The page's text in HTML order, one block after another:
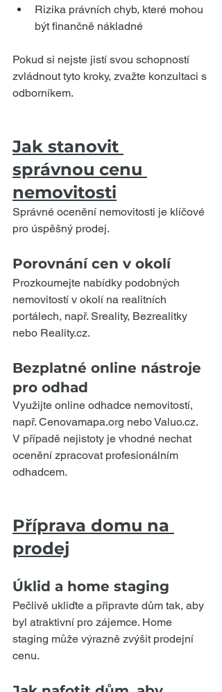
Rizika právních chyb, které mohou
být finančně nákladné
Pokud si nejste jistí svou schopností
zvládnout tyto kroky, zvažte konzultaci s
odborníkem.
Jak stanovit
správnou cenu
nemovitosti
Správné ocenění nemovitosti je klíčové
pro úspěšný prodej.
Porovnání cen v okolí
Prozkoumejte nabídky podobných
nemovitostí v okolí na realitních
portálech, např. Sreality, Bezrealitky
nebo Reality.cz.
Bezplatné online nástroje
pro odhad
Využijte online odhadce nemovitostí,
např. Cenovamapa.org nebo Valuo.cz.
V případě nejistoty je vhodné nechat
ocenění zpracovat profesionálním
odhadcem.
Příprava domu na
prodej
Úklid a home staging
Pečlivě ukliďte a připravte dům tak, aby
byl atraktivní pro zájemce. Home
staging může výrazně zvýšit prodejní
cenu.